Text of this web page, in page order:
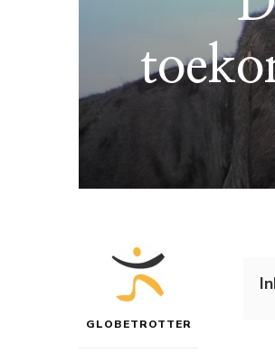
GLOBETROTTER